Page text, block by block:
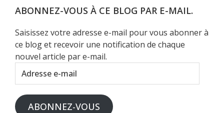
Web
ABONNEZ-VOUS À CE BLOG PAR E-MAIL.
Saisissez votre adresse e-mail pour vous abonner à
ce blog et recevoir une notification de chaque
nouvel article par e-mail.
Adresse
e-
mail
ABONNEZ-VOUS